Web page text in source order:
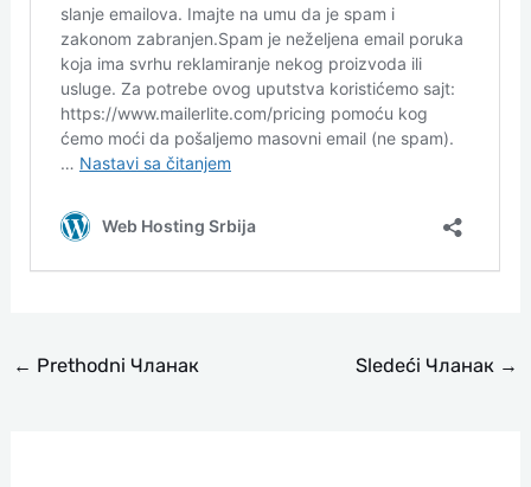
← Prethodni Чланак Sledeći Чланак →